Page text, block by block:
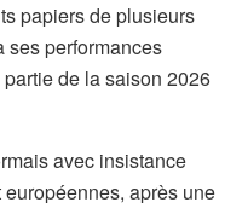
papiers de plusieurs
ses performances
de la saison 2026
avec insistance
après une